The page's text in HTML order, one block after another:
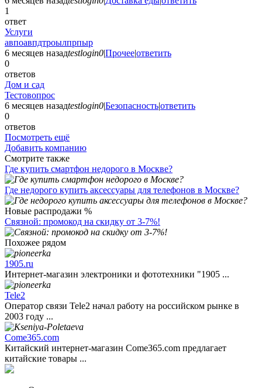
1
ответ
Услуги
авпоавпдтроылпрпыр
6 месяцев назадtestlogin0|Прочее|ответить
0
ответов
Дом и сад
Тестовопрос
6 месяцев назадtestlogin0|Безопасность|ответить
0
ответов
Посмотреть ещё
Добавить компанию
Смотрите также
Где купить смартфон недорого в Москве?
Где недорого купить аксессуары для телефонов в Москве?
Новые распродажи %
Связной: промокод на скидку от 3-7%!
Похожее рядом
1905.ru
Интернет-магазин электроники и фототехники "1905 ...
Tele2
Оператор связи Tele2 начал работу на российском рынке в
2003 году ...
Come365.com
Китайский интернет-магазин Come365.com предлагает
китайские товары ...